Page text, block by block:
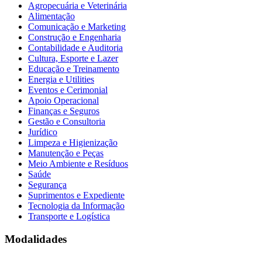
Agropecuária e Veterinária
Alimentação
Comunicação e Marketing
Construção e Engenharia
Contabilidade e Auditoria
Cultura, Esporte e Lazer
Educação e Treinamento
Energia e Utilities
Eventos e Cerimonial
Apoio Operacional
Finanças e Seguros
Gestão e Consultoria
Jurídico
Limpeza e Higienização
Manutenção e Peças
Meio Ambiente e Resíduos
Saúde
Segurança
Suprimentos e Expediente
Tecnologia da Informação
Transporte e Logística
Modalidades